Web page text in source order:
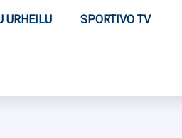
URHEILU SPORTIVO TV